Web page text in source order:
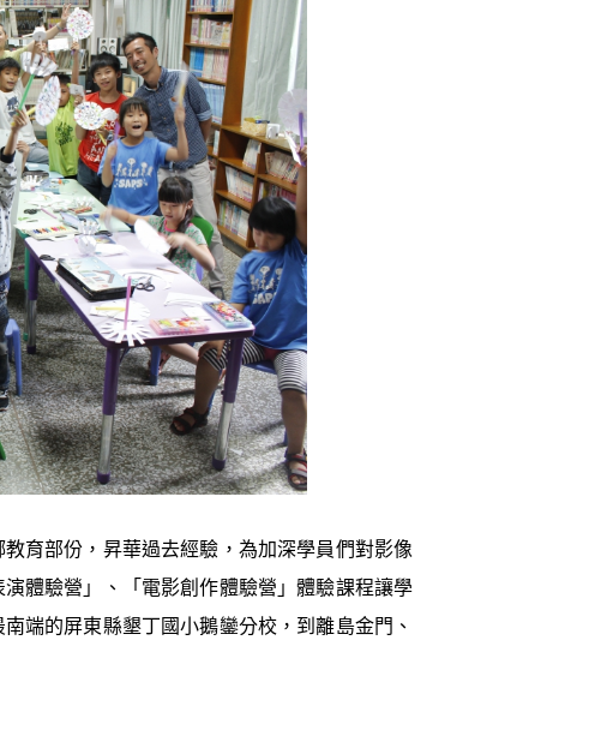
育部份，昇華過去經驗，為加深學員們對影像
體驗營」、「電影創作體驗營」體驗課程讓學
端的屏東縣墾丁國小鵝鑾分校，到離島金門、